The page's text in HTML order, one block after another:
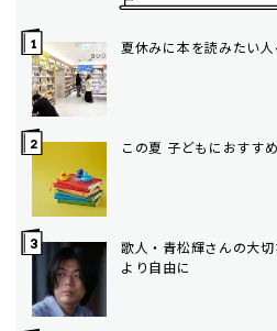
夏休みに本を読みたい
この夏 子どもにおすす
歌人・青松輝さんの大
より自由に